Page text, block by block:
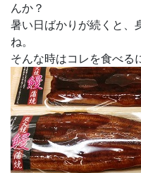
んか？
暑い日ばかりが続くと、
ね。
そんな時はコレを食べる